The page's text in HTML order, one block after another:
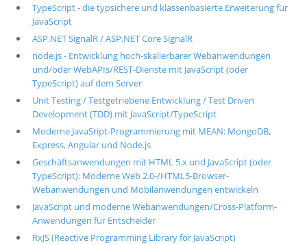
TypeScript - die typsichere und klassenbasierte Erweiterung für
JavaScript
ASP.NET SignalR / ASP.NET Core SignalR
node.js - Entwicklung hoch-skalierbarer Webanwendungen
und/oder WebAPIs/REST-Dienste mit JavaScript (oder
TypeScript) auf dem Server
Unit Testing / Testgetriebene Entwicklung / Test Driven
Development (TDD) mit JavaScript/TypeScript
Moderne JavaSript-Programmierung mit MEAN: MongoDB,
Express, Angular und Node.js
Geschäftsanwendungen mit HTML 5.x und JavaScript (oder
TypeScript): Moderne Web 2.0-/HTML5-Browser-
Webanwendungen und Mobilanwendungen entwickeln
JavaScript und moderne Webanwendungen/Cross-Platform-
Anwendungen für Entscheider
RxJS (Reactive Programming Library for JavaScript)